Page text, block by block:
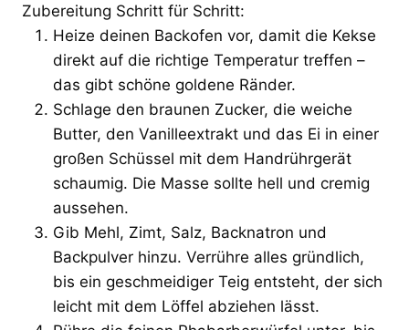
Zubereitung Schritt für Schritt:
Heize deinen Backofen vor, damit die Kekse
direkt auf die richtige Temperatur treffen –
das gibt schöne goldene Ränder.
Schlage den braunen Zucker, die weiche
Butter, den Vanilleextrakt und das Ei in einer
großen Schüssel mit dem Handrührgerät
schaumig. Die Masse sollte hell und cremig
aussehen.
Gib Mehl, Zimt, Salz, Backnatron und
Backpulver hinzu. Verrühre alles gründlich,
bis ein geschmeidiger Teig entsteht, der sich
leicht mit dem Löffel abziehen lässt.